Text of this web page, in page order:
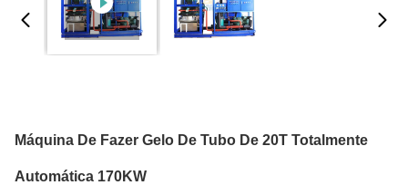
Máquina De Fazer Gelo De Tubo De 20T Totalmente
Automática 170KW